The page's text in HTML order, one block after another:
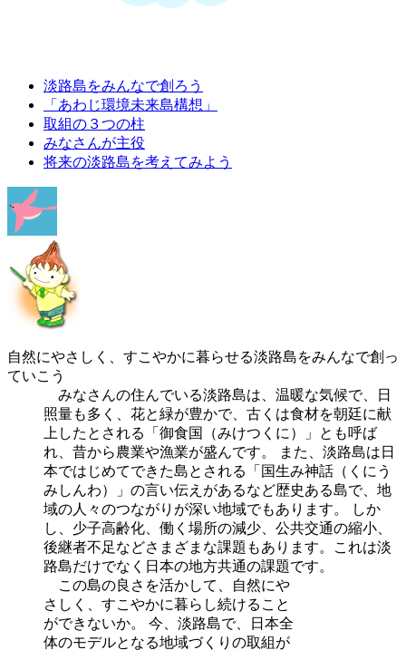
淡路島をみんなで創ろう
「あわじ環境未来島構想」
取組の３つの柱
みなさんが主役
将来の淡路島を考えてみよう
自然にやさしく、すこやかに暮らせる淡路島をみんなで創っ
ていこう
みなさんの住んでいる淡路島は、温暖な気候で、日
照量も多く、花と緑が豊かで、古くは食材を朝廷に献
上したとされる「御食国（みけつくに）」とも呼ば
れ、昔から農業や漁業が盛んです。 また、淡路島は日
本ではじめてできた島とされる「国生み神話（くにう
みしんわ）」の言い伝えがあるなど歴史ある島で、地
域の人々のつながりが深い地域でもあります。 しか
し、少子高齢化、働く場所の減少、公共交通の縮小、
後継者不足などさまざまな課題もあります。これは淡
路島だけでなく日本の地方共通の課題です。
この島の良さを活かして、自然にや
さしく、すこやかに暮らし続けること
ができないか。 今、淡路島で、日本全
体のモデルとなる地域づくりの取組が